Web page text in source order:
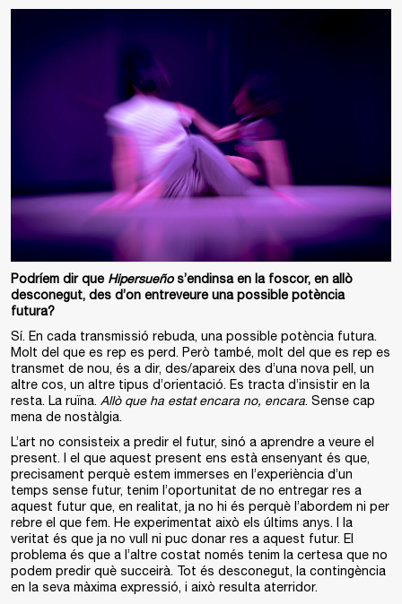
Podríem dir que Hipersueños’endinsa en la foscor, en allò
desconegut, des d’on entreveure una possible potència
futura?
Sí. En cada transmissió rebuda, una possible potència futura.
Molt del que es rep es perd. Però també, molt del que es rep es
transmet de nou, és a dir, des/apareix des d’una nova pell, un
altre cos, un altre tipus d’orientació. Es tracta d’insistir en la
resta. La ruïna. Allò que ha estat encara no, encara. Sense cap
mena de nostàlgia.
L’art no consisteix a predir el futur, sinó a aprendre a veure el
present. I el que aquest present ens està ensenyant és que,
precisament perquè estem immerses en l’experiència d’un
temps sense futur, tenim l’oportunitat de no entregar res a
aquest futur que, en realitat, ja no hi és perquè l’abordem ni per
rebre el que fem. He experimentat això els últims anys. I la
veritat és que ja no vull ni puc donar res a aquest futur. El
problema és que a l’altre costat només tenim la certesa que no
podem predir què succeirà. Tot és desconegut, la contingència
en la seva màxima expressió, i això resulta aterridor.